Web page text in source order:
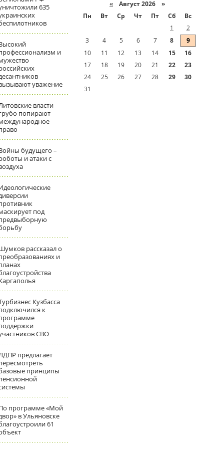
635
и
уважение
власти
попирают
будущего –
и атаки с
под
рассказал о
и
Кузбасса
к
СВО
предлагает
принципы
программе «Мой
в Ульяновске
61
« Август 2026 »
Пн
Вт Ср Чт Пт Сб
Вс
1
2
3
4 5 6 7 8
9
10
11 12 13 14 15
16
17
18 19 20 21 22
23
24
25 26 27 28 29
30
31